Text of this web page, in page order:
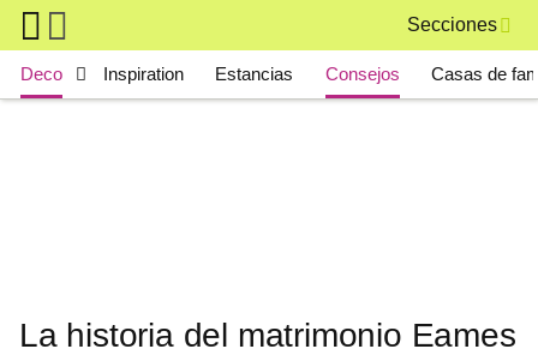
Skip to main content
Secciones
Main navigation
Deco Inspiration Estancias Consejos Casas de
La historia del matrimonio Eames